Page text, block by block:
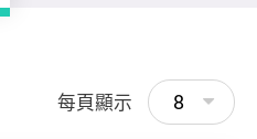
每頁顯示 8